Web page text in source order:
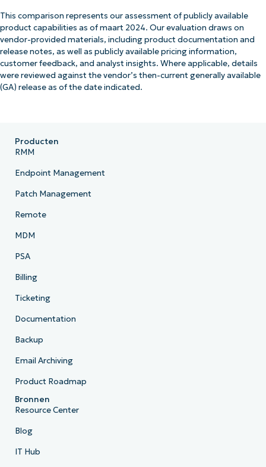
This comparison represents our assessment of publicly available
product capabilities as of maart 2024. Our evaluation draws on
vendor-provided materials, including product documentation and
release notes, as well as publicly available pricing information,
customer feedback, and analyst insights. Where applicable, details
were reviewed against the vendor’s then-current generally available
(GA) release as of the date indicated.
Producten
RMM
Endpoint Management
Patch Management
Remote
MDM
PSA
Billing
Ticketing
Documentation
Backup
Email Archiving
Product Roadmap
Bronnen
Resource Center
Blog
IT Hub